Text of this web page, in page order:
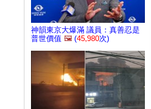
神韻東京大爆滿 議員：真善忍是
普世價值 🖼️ (45,980次)